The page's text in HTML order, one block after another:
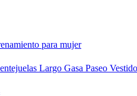
para mujer
Largo Gasa Paseo